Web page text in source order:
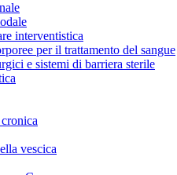
al nostro Customer Care,
del Gruppo B. Braun. Visita
interventistica
per il trattamento del sangue
e sistemi di barriera sterile
vescica